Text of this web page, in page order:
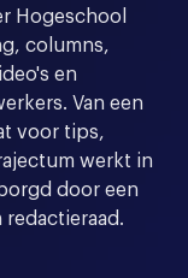
Hogeschool
columns,
en
Van een
voor tips,
werkt in
door een